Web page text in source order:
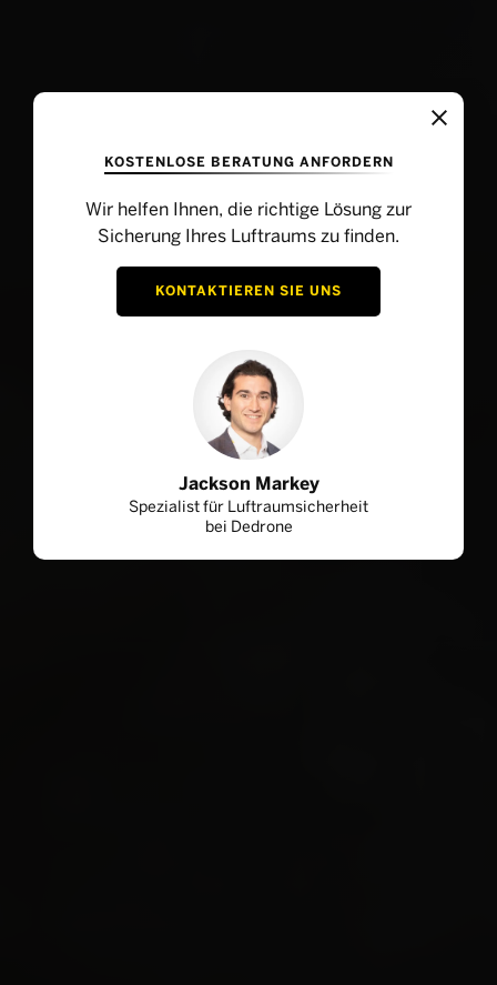
KOSTENLOSE BERATUNG ANFORDERN
Wir helfen Ihnen, die richtige Lösung zur
Sicherung Ihres Luftraums zu finden.
KONTAKTIEREN SIE UNS
Jackson Markey
Spezialist für Luftraumsicherheit
bei Dedrone